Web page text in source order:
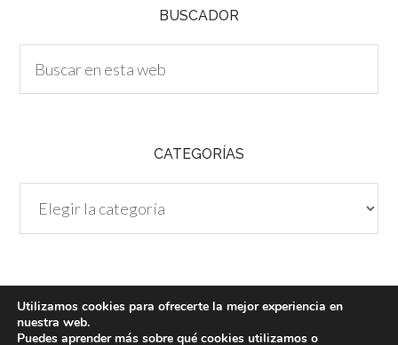
BUSCADOR
CATEGORÍAS
Utilizamos cookies para ofrecerte la mejor experiencia en
nuestra web.
Puedes aprender más sobre qué cookies utilizamos o